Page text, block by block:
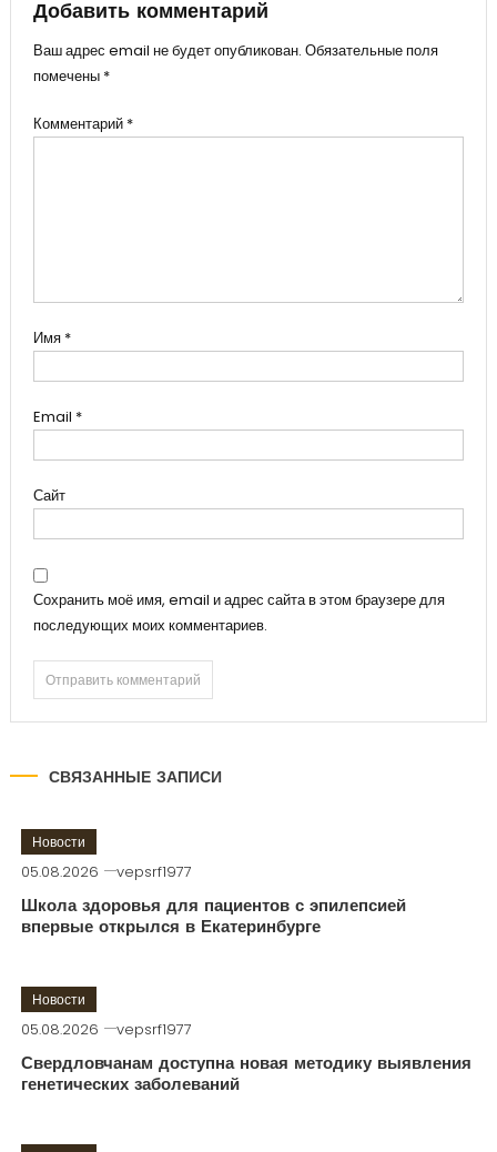
Добавить комментарий
Ваш адрес email не будет опубликован. Обязательные поля
помечены *
Комментарий *
Имя *
Email *
Сайт
Сохранить моё имя, email и адрес сайта в этом браузере для
последующих моих комментариев.
СВЯЗАННЫЕ ЗАПИСИ
Новости
05.08.2026 vepsrf1977
Школа здоровья для пациентов с эпилепсией
впервые открылся в Екатеринбурге
Новости
05.08.2026 vepsrf1977
Свердловчанам доступна новая методику выявления
генетических заболеваний